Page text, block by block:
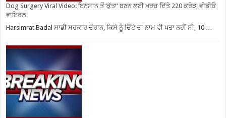
Dog Surgery Viral Video: ਇਨਸਾਨ ਤੋਂ ‘ਕੁੱਤਾ’ ਬਣਨ ਲਈ ਖ਼ਰਚ ਦਿੱਤੇ 220 ਕਰੋੜ; ਵੀਡੀਓ
ਵਾਇਰਲ
Harsimrat Badal ਸਾਡੀ ਸਰਕਾਰ ਦੌਰਾਨ, ਕਿਸੇ ਨੂੰ ਚਿੱਟੇ ਦਾ ਨਾਮ ਵੀ ਪਤਾ ਨਹੀਂ ਸੀ, 10 …